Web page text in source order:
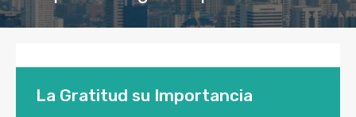
La Gratitud su Importancia